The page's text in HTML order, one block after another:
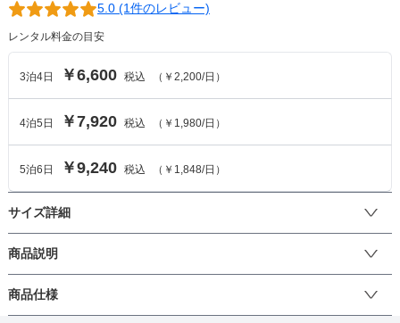
5.0 (1件のレビュー)
レンタル料金の目安
3泊4日 ￥6,600 税込 （ ￥2,200/日）
4泊5 日 ￥7,920 税込 （ ￥1,980/日）
5泊6 日 ￥9,240 税込 （ ￥1,848/日）
サイズ詳細
ワンピースのサイズ
商品説明
フェザー柄の刺繍にスパンコールが散りばめられた、煌びやかでエ
レガントなドレスです。ウエストの大きめリボンがアクセントにな
商品仕様